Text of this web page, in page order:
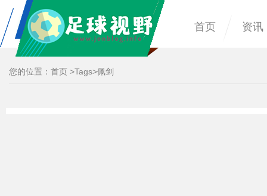
首页 资讯
您的位置： 首页 >Tags>佩剑